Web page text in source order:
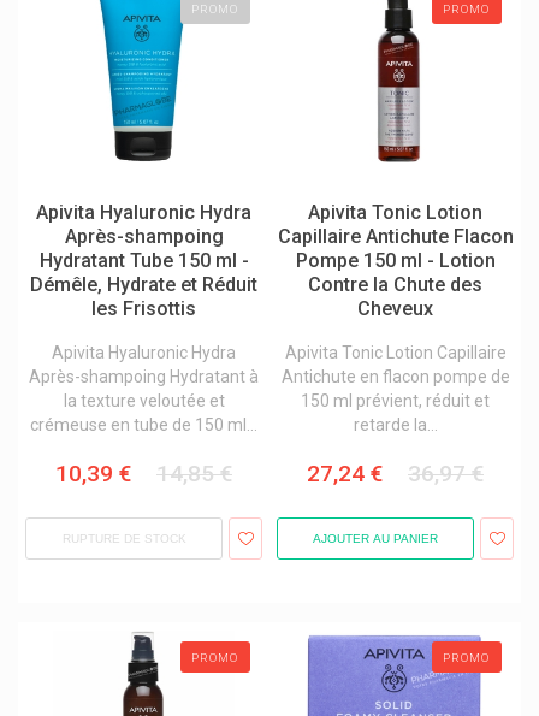
Astel Medica Microbiote
Astrazeneca
Attends Protection Incontinence
Audispray Cooper Nettoyage Des Oreilles
Audistimpharma
Aunea Produits
Aurica
Aveeno Produits: Aveeno Corps / Visage / Cheveux
Avène Produits / Avène Eau Thermale
Awa's Cosmetics
Axitrans Anti-Transpirants
Axodiet Compléments Alimentaires
PROMO
Apivita Hyaluronic Hydra
Après-shampoing
Hydratant Tube 150 ml -
Démêle, Hydrate et Réduit
les Frisottis
Apivita Hyaluronic Hydra
Après-shampoing Hydratant à
la texture veloutée et
crémeuse en tube de 150 ml...
10,39 € 14,85 €
RUPTURE DE STOCK
PROMO
Apivita Tonic Lotion
Capillaire Antichute Flacon
Pompe 150 ml - Lotion
Contre la Chute des
Cheveux
Apivita Tonic Lotion Capillaire
Antichute en flacon pompe de
150 ml prévient, réduit et
retarde la...
27,24 € 36,97 €
AJOUTER AU PANIER
PROMO PROMO